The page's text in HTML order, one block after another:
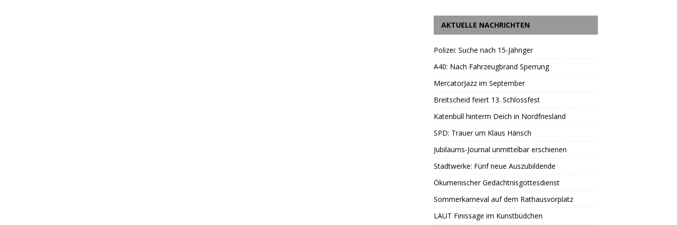
AKTUELLE NACHRICHTEN
Polizei: Suche nach 15-Jähriger
A40: Nach Fahrzeugbrand Sperrung
MercatorJazz im September
Breitscheid feiert 13. Schlossfest
Katenbüll hinterm Deich in Nordfriesland
SPD: Trauer um Klaus Hänsch
Jubiläums-Journal unmittelbar erschienen
Stadtwerke: Fünf neue Auszubildende
Ökumenischer Gedächtnisgottesdienst
Sommerkarneval auf dem Rathausvorplatz
LAUT Finissage im Kunstbüdchen